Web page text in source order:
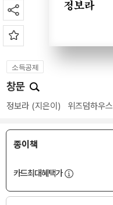
소득공제
창문
정보라 (지은이) 위즈덤하우스
종이책
카드최대혜택가